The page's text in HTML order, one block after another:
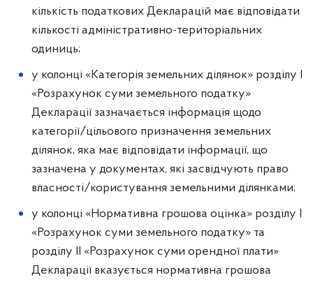
кількість податкових Декларацій має відповідати
кількості адміністративно-територіальних
одиниць;
у колонці «Категорія земельних ділянок» розділу І
«Розрахунок суми земельного податку»
Декларації зазначається інформація щодо
категорії/цільового призначення земельних
ділянок, яка має відповідати інформації, що
зазначена у документах, які засвідчують право
власності/користування земельними ділянками;
у колонці «Нормативна грошова оцінка» розділу І
«Розрахунок суми земельного податку» та
розділу ІІ «Розрахунок суми орендної плати»
Декларації вказується нормативна грошова